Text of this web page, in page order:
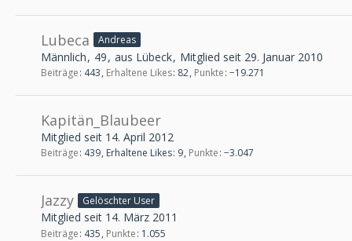
Lubeca Andreas
Männlich 49 aus Lübeck Mitglied seit 29. Januar 2010
Beiträge 443 Erhaltene Likes 82 Punkte −19.271
Kapitän_Blaubeer
Mitglied seit 14. April 2012
Beiträge 439 Erhaltene Likes 9 Punkte −3.047
Jazzy Gelöschter User
Mitglied seit 14. März 2011
Beiträge 435 Punkte 1.055